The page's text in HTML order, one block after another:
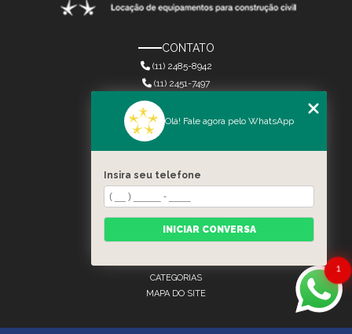
CONTATO
(11) 2485-8942
(11) 2451-7497
(11) 2086-7274
(11) 4804-6844
(11) 2082-3272
paulo@uniaostar.com.br
HOME
QUEM SOMOS
CATEGORIAS
MAPA DO SITE
1
Olá! Fale agora pelo WhatsApp
Insira seu telefone
INICIAR CONVERSA